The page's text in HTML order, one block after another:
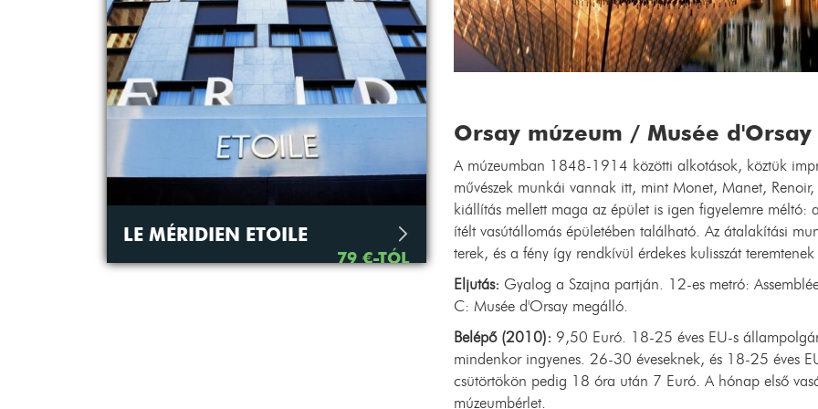
LE MÉRIDIEN ETOILE
79 €-TÓL
Orsay múzeum / Musée d'Orsay
A múzeumban 1848-1914 közötti alkotások, köztük
művészek munkái vannak itt, mint Monet, Manet,
kiállítás mellett maga az épület is igen figyelemre
ítélt vasútállomás épületében található. Az átalakítási
terek, és a fény így rendkívül érdekes kulisszát
Eljutás: Gyalog a Szajna partján. 12-es metró:
C: Musée d'Orsay megálló.
Belépő (2010): 9,50 Euró. 18-25 éves EU-s
mindenkor ingyenes. 26-30 éveseknek, és 18-25 éves
csütörtökön pedig 18 óra után 7 Euró. A hónap első
múzeumbérlet.